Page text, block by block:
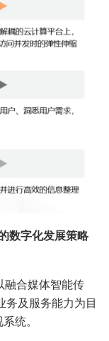
数字化发展策略
融合媒体智能传
务及服务能力为目
统。